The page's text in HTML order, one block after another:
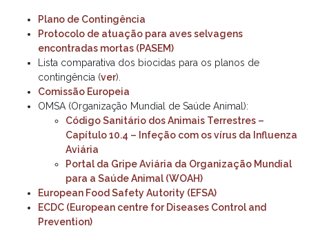
Plano de Contingência
Protocolo de atuação para aves selvagens
encontradas mortas (PASEM)
Lista comparativa dos biocidas para os planos de
contingência (ver).
Comissão Europeia
OMSA (Organização Mundial de Saúde Animal):
Código Sanitário dos Animais Terrestres –
Capítulo 10.4 – Infeção com os vírus da Influenza
Aviária
Portal da Gripe Aviária da Organização Mundial
para a Saúde Animal (WOAH)
European Food Safety Autority (EFSA)
ECDC (European centre for Diseases Control and
Prevention)